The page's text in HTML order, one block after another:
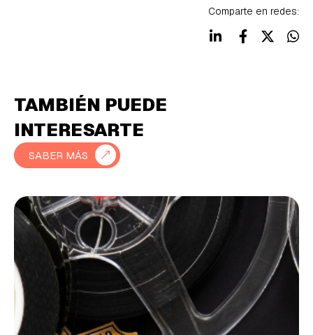
Comparte en redes:
TAMBIÉN PUEDE
INTERESARTE
SABER MÁS